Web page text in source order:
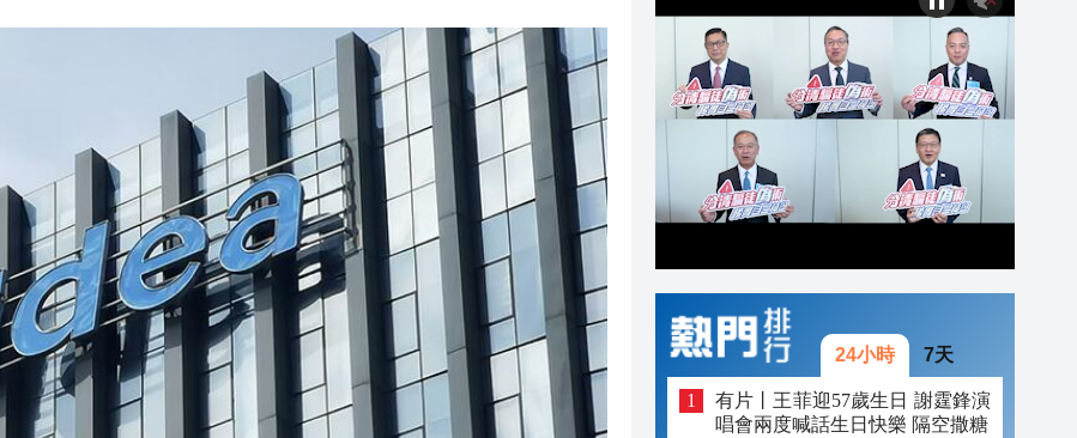
論經濟和軍事等問題
19:16
研 建言深化皖港合作發展
19:09
中心作臨時避暑中心
19:07
十屆殘疾人運動會開幕式主題歌《心念山海》MV正式發布
18:50
住3至5年留港意願飆升至92%
18:25
24小時 7天
有片丨王菲迎57歲生日 謝霆鋒演
唱會兩度喊話生日快樂 隔空撒糖